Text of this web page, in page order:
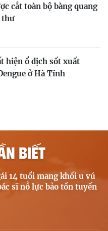
cắt toàn bộ bàng quang
thư
hiện ổ dịch sốt xuất
ở Hà Tĩnh
BIẾT
14 tuổi mang khối u vú
sĩ nỗ lực bảo tồn tuyến